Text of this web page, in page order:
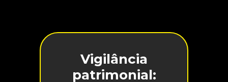
Vigilância
patrimonial: